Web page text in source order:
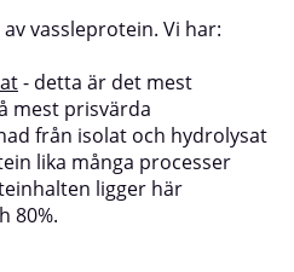
vassleprotein. Vi har:
- detta är det mest
mest prisvärda
från isolat och hydrolysat
lika många processer
ligger här
80%.